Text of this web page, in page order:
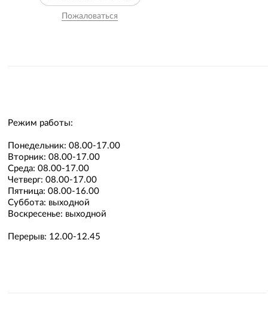
Пожаловаться
Режим работы:
Понедельник: 08.00-17.00
Вторник: 08.00-17.00
Среда: 08.00-17.00
Четверг: 08.00-17.00
Пятница: 08.00-16.00
Суббота: выходной
Воскресенье: выходной
Перерыв: 12.00-12.45